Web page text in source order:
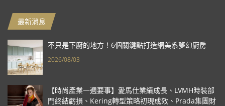
最新消息
不只是下廚的地方！6個關鍵點打造網美系夢幻廚房
2026/08/03
【時尚產業一週要事】愛馬仕業績成長、LVMH時裝部
門終結虧損、Kering轉型策略初現成效、Prada集團財